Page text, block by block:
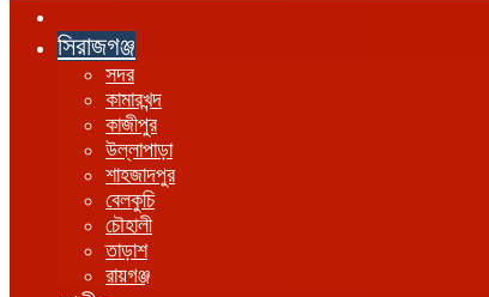
সিরাজগঞ্জ
সদর
কামারখন্দ
কাজীপুর
উল্লাপাড়া
শাহজাদপুর
বেলকুচি
চৌহালী
তাড়াশ
রায়গঞ্জ